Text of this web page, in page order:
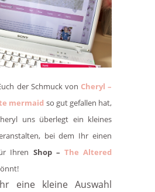
der Schmuck von Cheryl –
mermaid so gut gefallen hat,
uns überlegt ein kleines
bei dem Ihr einen
Ihren Shop – The Altered
eine kleine Auswahl